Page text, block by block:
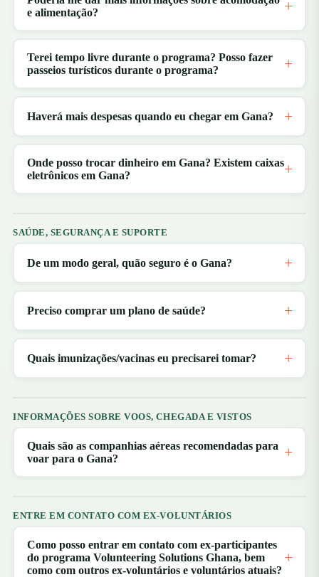
e alimentação?
Terei tempo livre durante o programa? Posso fazer
passeios turísticos durante o programa?
Haverá mais despesas quando eu chegar em Gana?
Onde posso trocar dinheiro em Gana? Existem caixas
eletrônicos em Gana?
SAÚDE, SEGURANÇA E SUPORTE
De um modo geral, quão seguro é o Gana?
Preciso comprar um plano de saúde?
Quais imunizações/vacinas eu precisarei tomar?
INFORMAÇÕES SOBRE VOOS, CHEGADA E VISTOS
Quais são as companhias aéreas recomendadas para
voar para o Gana?
ENTRE EM CONTATO COM EX-VOLUNTÁRIOS
Como posso entrar em contato com ex-participantes
do programa Volunteering Solutions Ghana, bem
como com outros ex-voluntários e voluntários atuais?